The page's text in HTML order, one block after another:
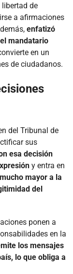
libertad de
a afirmaciones
enfatizó
mandatario
en un
de ciudadanos.
del Tribunal de
sus
esa decisión
y entra en
mayor a la
del
ponen a
en la
los mensajes
lo que obliga a